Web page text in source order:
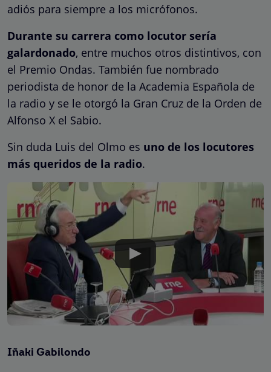
adiós para siempre a los micrófonos.
Durante su carrera como locutor sería
galardonado, entre muchos otros distintivos, con
el Premio Ondas. También fue nombrado
periodista de honor de la Academia Española de
la radio y se le otorgó la Gran Cruz de la Orden de
Alfonso X el Sabio.
Sin duda Luis del Olmo es uno de los locutores
más queridos de la radio.
Iñaki Gabilondo